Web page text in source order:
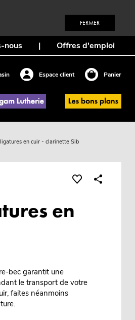
FERMER
nous | Offres d'emploi
Espace client Panier
en cuir - clarinette Sib
en
bec garantit une
le transport de votre
faites néanmoins